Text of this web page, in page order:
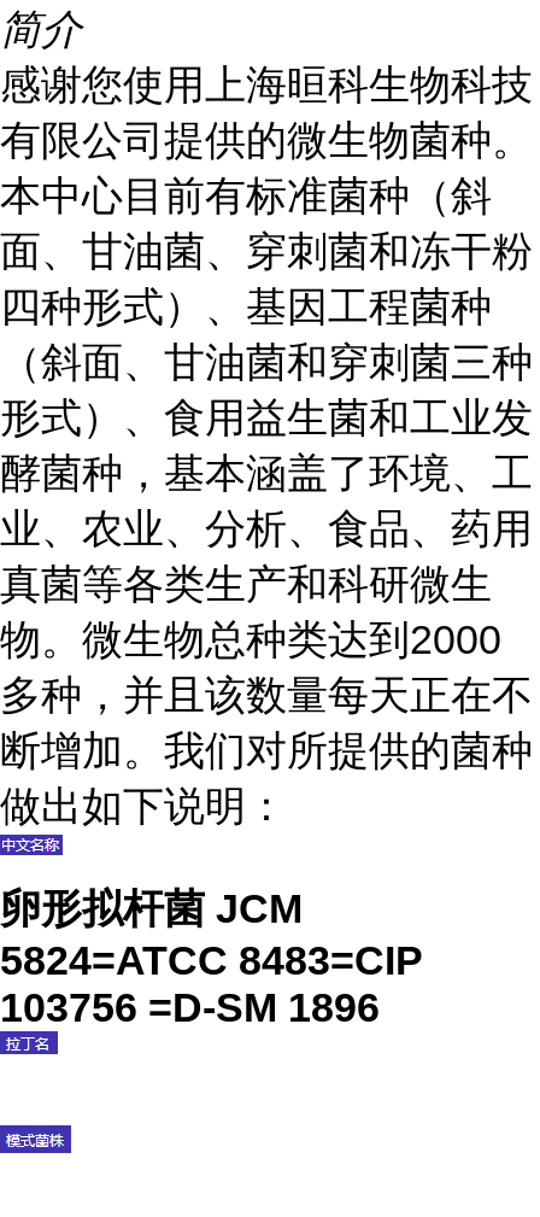
简介
感谢您使用上海晅科生物科技
有限公司提供的微生物菌种。
本中心目前有标准菌种（斜
面、甘油菌、穿刺菌和冻干粉
四种形式）、基因工程菌种
（斜面、甘油菌和穿刺菌三种
形式）、食用益生菌和工业发
酵菌种，基本涵盖了环境、工
业、农业、分析、食品、药用
真菌等各类生产和科研微生
物。微生物总种类达到2000
多种，并且该数量每天正在不
断增加。我们对所提供的菌种
做出如下说明：
卵形拟杆菌 JCM
5824=ATCC 8483=CIP
103756 =D-SM 1896